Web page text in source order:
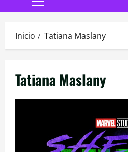
Menú
Inicio Tatiana Maslany
Tatiana Maslany